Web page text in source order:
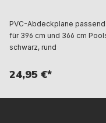
PVC-Abdeckplane passend
für 396 cm und 366 cm
schwarz, rund
24,95 €*